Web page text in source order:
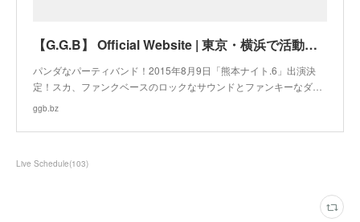
【G.G.B】 Official Website | 東京・横浜で活動するパンダなパーティバンドG.G.B（ジージービー）のホームページです！
パンダなパーティバンド！2015年8月9日「熊本ナイト.6」出演決
定！スカ、ファンクベースのロックなサウンドとファンキーなダ…
ggb.bz
Live Schedule(103)